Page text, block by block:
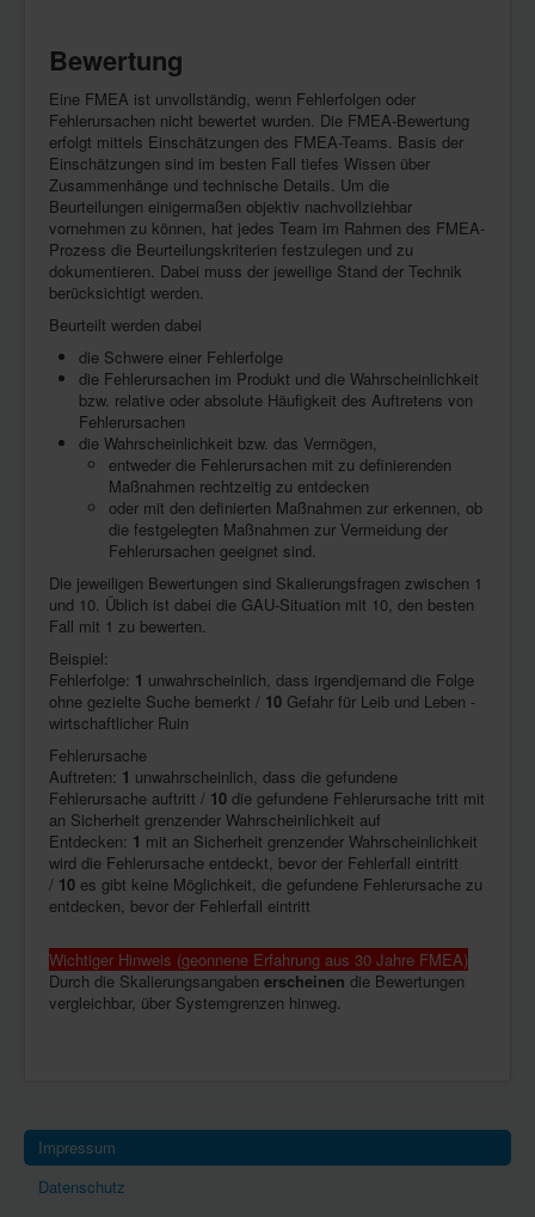
Bewertung
Eine FMEA ist unvollständig, wenn Fehlerfolgen oder
Fehlerursachen nicht bewertet wurden. Die FMEA-Bewertung
erfolgt mittels Einschätzungen des FMEA-Teams. Basis der
Einschätzungen sind im besten Fall tiefes Wissen über
Zusammenhänge und technische Details. Um die
Beurteilungen einigermaßen objektiv nachvollziehbar
vornehmen zu können, hat jedes Team im Rahmen des FMEA-
Prozess die Beurteilungskriterien festzulegen und zu
dokumentieren. Dabei muss der jeweilige Stand der Technik
berücksichtigt werden.
Beurteilt werden dabei
die Schwere einer Fehlerfolge
die Fehlerursachen im Produkt und die Wahrscheinlichkeit
bzw. relative oder absolute Häufigkeit des Auftretens von
Fehlerursachen
die Wahrscheinlichkeit bzw. das Vermögen,
entweder die Fehlerursachen mit zu definierenden
Maßnahmen rechtzeitig zu entdecken
oder mit den definierten Maßnahmen zur erkennen, ob
die festgelegten Maßnahmen zur Vermeidung der
Fehlerursachen geeignet sind.
Die jeweiligen Bewertungen sind Skalierungsfragen zwischen 1
und 10. Üblich ist dabei die GAU-Situation mit 10, den besten
Fall mit 1 zu bewerten.
Beispiel:
Fehlerfolge: 1 unwahrscheinlich, dass irgendjemand die Folge
ohne gezielte Suche bemerkt / 10 Gefahr für Leib und Leben -
wirtschaftlicher Ruin
Fehlerursache
Auftreten: 1 unwahrscheinlich, dass die gefundene
Fehlerursache auftritt / 10 die gefundene Fehlerursache tritt mit
an Sicherheit grenzender Wahrscheinlichkeit auf
Entdecken: 1 mit an Sicherheit grenzender Wahrscheinlichkeit
wird die Fehlerursache entdeckt, bevor der Fehlerfall eintritt
/ 10 es gibt keine Möglichkeit, die gefundene Fehlerursache zu
entdecken, bevor der Fehlerfall eintritt
Wichtiger Hinweis (geonnene Erfahrung aus 30 Jahre FMEA)
Durch die Skalierungsangaben erscheinen die Bewertungen
vergleichbar, über Systemgrenzen hinweg.
Impressum
Datenschutz